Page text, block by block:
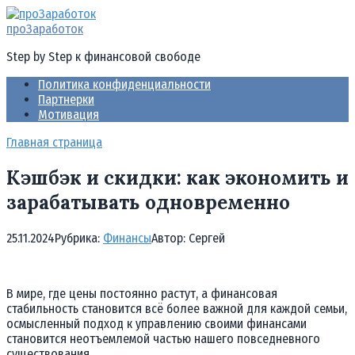
Перейти
к
проЗаработок
Step by Step к финансовой свободе
Политика конфиденциальности
Партнерки
Мотивация
Главная страница
Кэшбэк и скидки: как экономить и
зарабатывать одновременно
25.11.2024Рубрика: ФинансыАвтор: Cергей
В мире, где цены постоянно растут, а финансовая
стабильность становится всё более важной для каждой семьи,
осмысленный подход к управлению своими финансами
становится неотъемлемой частью нашего повседневного